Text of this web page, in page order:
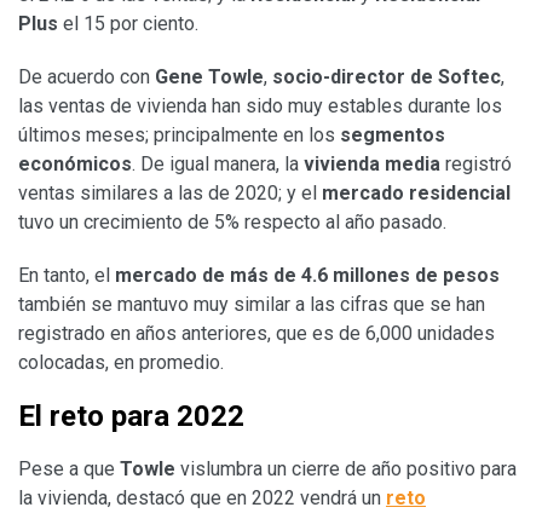
Plus el 15 por ciento.
De acuerdo con Gene Towle, socio-director de Softec,
las ventas de vivienda han sido muy estables durante los
últimos meses; principalmente en los segmentos
económicos. De igual manera, la vivienda media registró
ventas similares a las de 2020; y el mercado residencial
tuvo un crecimiento de 5% respecto al año pasado.
En tanto, el mercado de más de 4.6 millones de pesos
también se mantuvo muy similar a las cifras que se han
registrado en años anteriores, que es de 6,000 unidades
colocadas, en promedio.
El reto para 2022
Pese a que Towle vislumbra un cierre de año positivo para
la vivienda, destacó que en 2022 vendrá un reto